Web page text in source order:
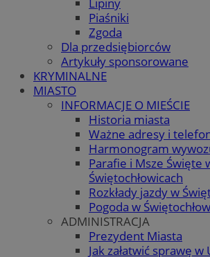
Piaśniki
Zgoda
Dla przedsiębiorców
Artykuły sponsorowane
KRYMINALNE
MIASTO
INFORMACJE O MIEŚCIE
Historia miasta
Ważne adresy i
Harmonogram
Parafie i Msze Święte
Świętochłowicach
Rozkłady jazdy w
Pogoda w
ADMINISTRACJA
Prezydent Miasta
Jak załatwić sprawę